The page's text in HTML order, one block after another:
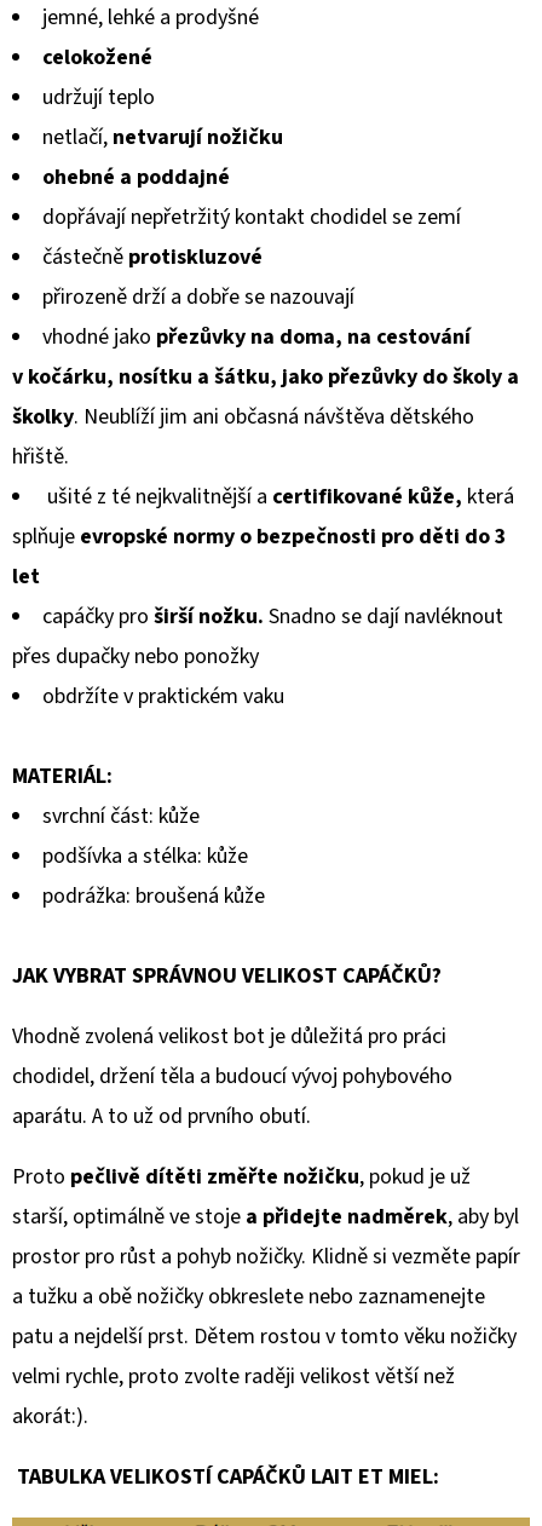
produktu
hvězdiček.
jemné, lehké a prodyšné
celokožené
udržují teplo
netlačí, netvarují nožičku
ohebné a poddajné
dopřávajínepřetržitý kontakt chodidel se zemí
částečně protiskluzové
přirozeně drží a dobře se nazouvají
vhodné jako přezůvky na doma, na cestování
v kočárku, nosítku a šátku, jako přezůvky do školy a
školky. Neublíží jim ani občasná návštěva dětského
hřiště.
ušité z té nejkvalitnější a certifikované kůže, která
splňuje evropské normy o bezpečnosti pro děti do 3
let
capáčky pro širší nožku. Snadno se dají navléknout
přes dupačky nebo ponožky
obdržíte v praktickém vaku
MATERIÁL:
svrchní část: kůže
podšívka a stélka: kůže
podrážka: broušená kůže
JAK VYBRAT SPRÁVNOU VELIKOST CAPÁČKŮ?
Vhodně zvolená velikost bot je důležitá pro práci
chodidel, držení těla a budoucí vývoj pohybového
aparátu. A to už od prvního obutí.
Proto pečlivě dítěti změřte nožičku, pokud je už
starší, optimálně ve stoje a přidejte nadměrek, aby byl
prostor pro růst a pohyb nožičky. Klidně si vezměte papír
a tužku a obě nožičky obkreslete nebo zaznamenejte
patu a nejdelší prst. Dětem rostou v tomto věku nožičky
velmi rychle, proto zvolte raději velikost větší než
akorát:).
TABULKA VELIKOSTÍ CAPÁČKŮ LAIT ET MIEL:
KOŽENÉ
CAPÁČKY
S
KOŽENOU
PODRÁŽKOU
MAŠLIČKA
RŮŽOVÁ
CAROZOO
410
Kč